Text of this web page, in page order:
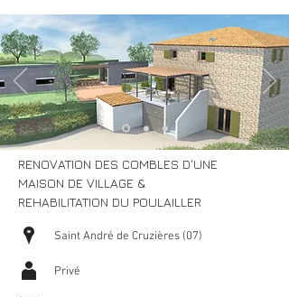
RENOVATION DES COMBLES D'UNE
MAISON DE VILLAGE &
REHABILITATION DU POULAILLER
P Saint André de Cruzières (07)
A Privé